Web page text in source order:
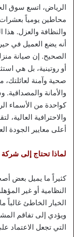
الرياض، اتسع سوق
محاطين يومياً بعشرات
والنظافة والعزل. هذا
أنه يضع العميل في
الصحيح. إن صيانة
أو روتينية، بل هي
صحية وآمنة
والأمانة والمصداقية.
كواحدة من الأسماء
والاحترافية
أعلى معايير الجودة
لماذا تحتاج إلى
كثيراً ما يميل بعض
النظامية أو غير
الخيار الخاطئ
ويؤدي إلى تفاقم
التي تجعل